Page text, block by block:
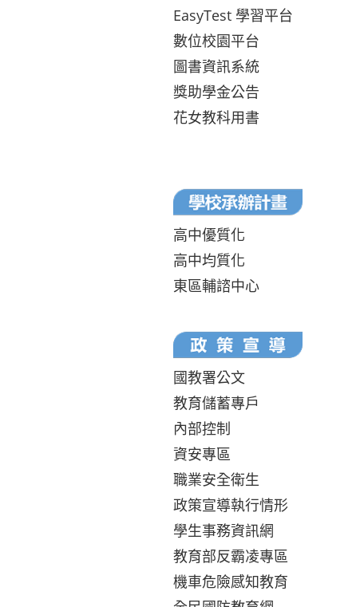
EasyTest 學習平台
數位校園平台
圖書資訊系統
獎助學金公告
花女教科用書
高中優質化
高中均質化
東區輔諮中心
國教署公文
教育儲蓄專戶
內部控制
資安專區
職業安全衛生
政策宣導執行情形
學生事務資訊網
教育部反霸凌專區
機車危險感知教育